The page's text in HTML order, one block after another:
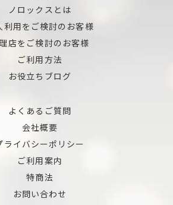
ノロックスとは
利用をご検討のお客様
店をご検討のお客様
ご利用方法
お役立ちブログ
よくあるご質問
会社概要
ライバシーポリシー
ご利用案内
特商法
お問い合わせ